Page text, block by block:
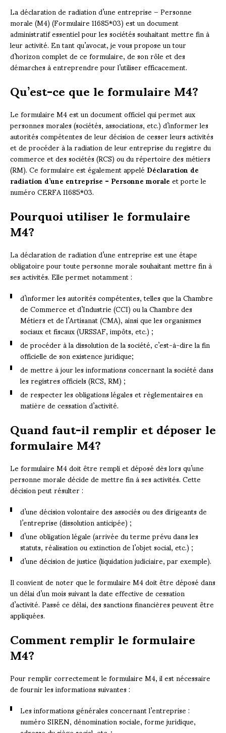
La déclaration de radiation d’une entreprise – Personne
morale (M4) (Formulaire 11685*03) est un document
administratif essentiel pour les sociétés souhaitant mettre fin à
leur activité. En tant qu’avocat, je vous propose un tour
d’horizon complet de ce formulaire, de son rôle et des
démarches à entreprendre pour l’utiliser efficacement.
Qu’est-ce que le formulaire M4?
Le formulaire M4 est un document officiel qui permet aux
personnes morales (sociétés, associations, etc.) d’informer les
autorités compétentes de leur décision de cesser leurs activités
et de procéder à la radiation de leur entreprise du registre du
commerce et des sociétés (RCS) ou du répertoire des métiers
(RM). Ce formulaire est également appeléDéclaration de
radiation d’une entreprise – Personne moraleet porte le
numéro CERFA 11685*03.
Pourquoi utiliser le formulaire
M4?
La déclaration de radiation d’une entreprise est une étape
obligatoire pour toute personne morale souhaitant mettre fin à
ses activités. Elle permet notamment :
d’informer les autorités compétentes, telles que la Chambre
de Commerce et d’Industrie (CCI) ou la Chambre des
Métiers et de l’Artisanat (CMA), ainsi que les organismes
sociaux et fiscaux (URSSAF, impôts, etc.) ;
de procéder à la dissolution de la société, c’est-à-dire la fin
officielle de son existence juridique;
de mettre à jour les informations concernant la société dans
les registres officiels (RCS, RM) ;
de respecter les obligations légales et réglementaires en
matière de cessation d’activité.
Quand faut-il remplir et déposer le
formulaire M4?
Le formulaire M4 doit être rempli et déposé dès lors qu’une
personne morale décide de mettre fin à ses activités. Cette
décision peut résulter :
d’une décision volontaire des associés ou des dirigeants de
l’entreprise (dissolution anticipée) ;
d’une obligation légale (arrivée du terme prévu dans les
statuts, réalisation ou extinction de l’objet social, etc.) ;
d’une décision de justice (liquidation judiciaire, par exemple).
Il convient de noter que le formulaire M4 doit être déposé dans
un délai d’un mois suivant la date effective de cessation
d’activité. Passé ce délai, des sanctions financières peuvent être
appliquées.
Comment remplir le formulaire
M4?
Pour remplir correctement le formulaire M4, il est nécessaire
de fournir les informations suivantes :
Les informations générales concernant l’entreprise :
numéro SIREN, dénomination sociale, forme juridique,